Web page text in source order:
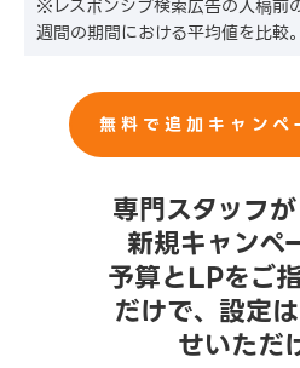
※レスポンシブ検索広告の入稿前
週間の期間における平均値を比較。
無料で追加キャンペ
専門スタッフ
新規キャンペ
予算とLPをご
だけで、設定
せいただ